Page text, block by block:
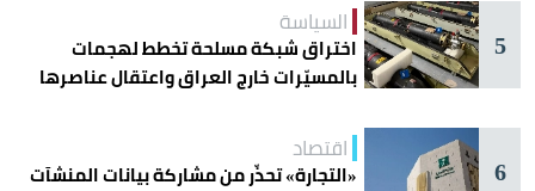
5
السياسة
اختراق شبكة مسلحة تخطط لهجمات
بالمسيّرات خارج العراق واعتقال عناصرها
6
اقتصاد
«التجارة» تحذّر من مشاركة بيانات المنشآت